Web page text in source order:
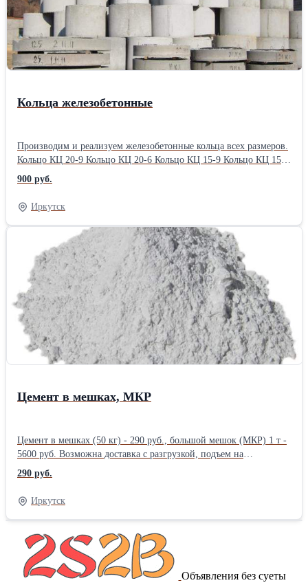
Кольца железобетонные
Производим и реализуем железобетонные кольца всех размеров.
Кольцо КЦ 20-9 Кольцо КЦ 20-6 Кольцо КЦ 15-9 Кольцо КЦ 15-6
Кольцо КЦ 10-9 Кольцо КЦ 10-6 Кольцо КЦ 10-4 Кольцо КЦ 10-3
Кольцо КЦ 7-9 Кольцо КЦ 7-6 Кольцо КЦ 7-45 Кольцо КЦ 7-3
Также в наличии плиты (крышки) перекрытия, днища, люки.
Доставка, разгрузка, установка. Выполняем монтаж выгребных
ям «под ключ». Опыт работы более 15 лет.Производитель:
Собственное производство Тип: Кольцо
900 руб.
Иркутск
Цемент в мешках, МКР
Цемент в мешках (50 кг) - 290 руб., большой мешок (МКР) 1 т -
5600 руб. Возможна доставка с разгрузкой, подъем на
этаж.Производитель: Собственное производство
290 руб.
Иркутск
Объявления без суеты